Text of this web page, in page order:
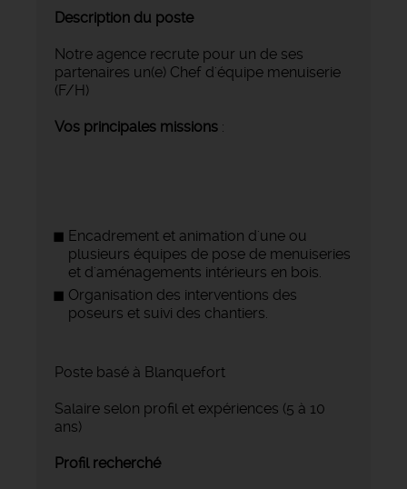
Description du poste
Notre agence recrute pour un de ses
partenaires un(e) Chef d'équipe menuiserie
(F/H)
Vos principales missions :
Encadrement et animation d'une ou
plusieurs équipes de pose de menuiseries
et d'aménagements intérieurs en bois.
Organisation des interventions des
poseurs et suivi des chantiers.
Poste basé à Blanquefort
Salaire selon profil et expériences (5 à 10
ans)
Profil recherché